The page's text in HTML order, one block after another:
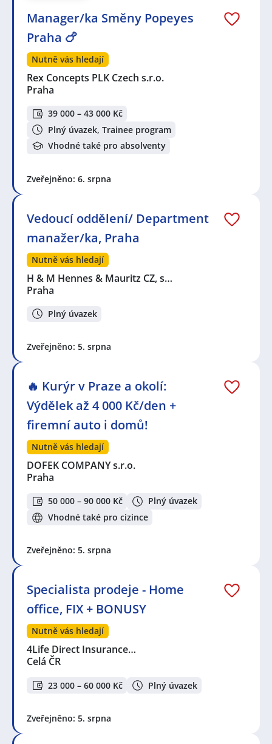
Manager/ka Směny Popeyes
Praha 🍗
Nutně vás hledají
Rex Concepts PLK Czech s.r.o.
Praha
39 000 – 43 000 Kč
Plný úvazek, Trainee program
Vhodné také pro absolventy
Zveřejněno: 6. srpna
Vedoucí oddělení/ Department
manažer/ka, Praha
Nutně vás hledají
H & M Hennes & Mauritz CZ, s…
Praha
Plný úvazek
Zveřejněno: 5. srpna
🔥 Kurýr v Praze a okolí:
Výdělek až 4 000 Kč/den +
firemní auto i domů!
Nutně vás hledají
DOFEK COMPANY s.r.o.
Praha
50 000 – 90 000 Kč
Plný úvazek
Vhodné také pro cizince
Zveřejněno: 5. srpna
Specialista prodeje - Home
office, FIX + BONUSY
Nutně vás hledají
4Life Direct Insurance…
Celá ČR
23 000 – 60 000 Kč Plný úvazek
Zveřejněno: 5. srpna